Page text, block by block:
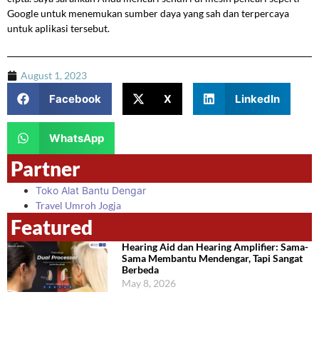
Google untuk menemukan sumber daya yang sah dan terpercaya
untuk aplikasi tersebut.
August 1, 2023
Facebook X LinkedIn
WhatsApp
Partner
Toko Alat Bantu Dengar
Travel Umroh Jogja
Featured
Hearing Aid dan Hearing Amplifier: Sama-
Sama Membantu Mendengar, Tapi Sangat
Berbeda
May 8, 2026